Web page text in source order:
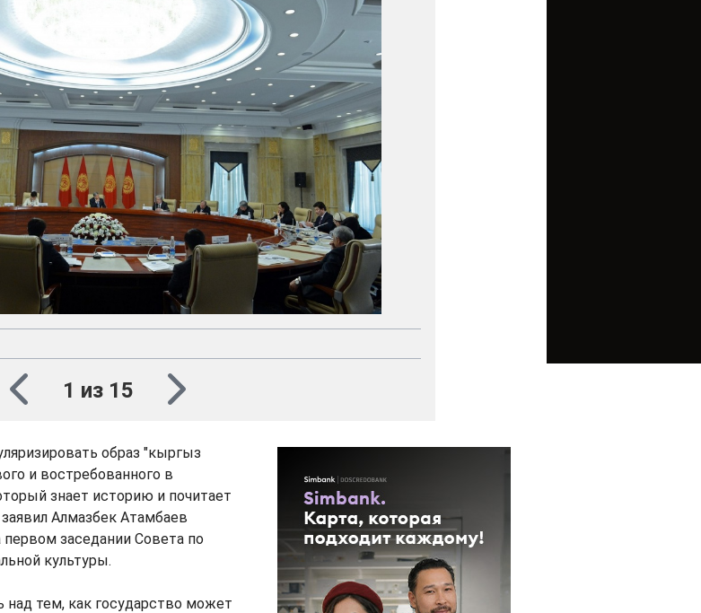
1 из 15
образ "кыргыз
и востребованного в
знает историю и почитает
Алмазбек Атамбаев
первом заседании Совета по
культуры.
тем, как государство может